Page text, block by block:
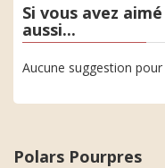
Si vous avez
aussi...
Aucune suggestion
Polars Pourpres